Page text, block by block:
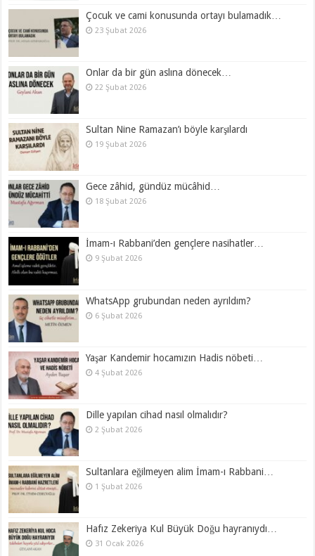
Çocuk ve cami konusunda ortayı bulamadık…
23 Şubat 2026
Onlar da bir gün aslına dönecek…
22 Şubat 2026
Sultan Nine Ramazan’ı böyle karşılardı
19 Şubat 2026
Gece zâhid, gündüz mücâhid…
18 Şubat 2026
İmam-ı Rabbani’den gençlere nasihatler…
9 Şubat 2026
WhatsApp grubundan neden ayrıldım?
6 Şubat 2026
Yaşar Kandemir hocamızın Hadis nöbeti…
4 Şubat 2026
Dille yapılan cihad nasıl olmalıdır?
2 Şubat 2026
Sultanlara eğilmeyen alim İmam-ı Rabbani…
1 Şubat 2026
Hafız Zekeriya Kul Büyük Doğu hayranıydı…
31 Ocak 2026